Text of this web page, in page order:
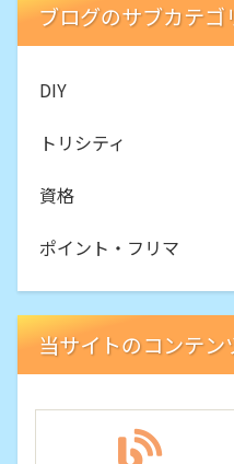
ブログのサブカテゴ
DIY
トリシティ
資格
ポイント・フリマ
当サイトのコンテン